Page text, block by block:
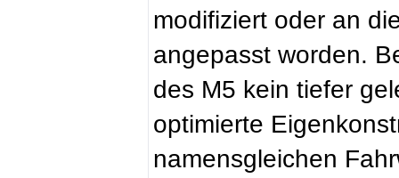
modifiziert oder an
angepasst worden.
des M5 kein tiefer
optimierte
namensgleichen